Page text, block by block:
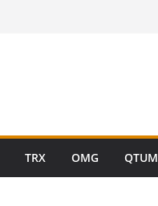
TRX OMG QTUM